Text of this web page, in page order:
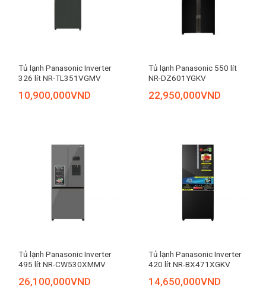
Tủ lạnh Panasonic Inverter
326 lít NR-TL351VGMV
10,900,000VND
Tủ lạnh Panasonic 550 lít
NR-DZ601YGKV
22,950,000VND
Tủ lạnh Panasonic Inverter
495 lít NR-CW530XMMV
26,100,000VND
Tủ lạnh Panasonic Inverter
420 lít NR-BX471XGKV
14,650,000VND